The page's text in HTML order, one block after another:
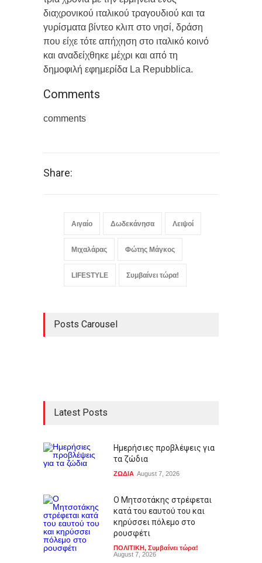
διαχρονικού ιταλικού τραγουδιού και τα
γυρίσματα βίντεο κλιπ στο νησί, δράση
που είχε τότε απήχηση στο ιταλικό κοινό
και αναδείχθηκε μέχρι και από τη
δημοφιλή εφημερίδα La Repubblica.
Comments
comments
Share:
Αιγαίο Δωδεκάνησα Λειψοί
Μιχαλάρας Φώτης Μάγκος
LIFESTYLE Συμβαίνει τώρα!
Posts Carousel
Latest Posts
Ημερήσιες προβλέψεις για
τα ζώδια
ΖΩΔΙΑ August 7, 2026
Ο Μητσοτάκης στρέφεται
κατά του εαυτού του και
κηρύσσει πόλεμο στο
ρουσφέτι
ΠΟΛΙΤΙΚΗ, Συμβαίνει τώρα!
August 7, 2026